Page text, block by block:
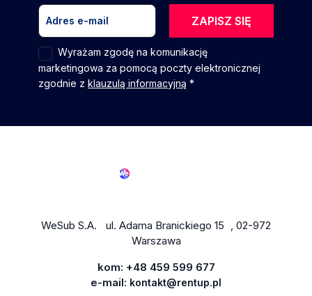
ZAPISZ SIĘ
Wyrażam zgodę na komunikację
marketingowa za pomocą poczty elektronicznej
zgodnie z klauzulą informacyjną *
WeSub S.A. ul. Adama Branickiego 15 , 02-972
Warszawa
kom: +48 459 599 677
e-mail: kontakt@rentup.pl